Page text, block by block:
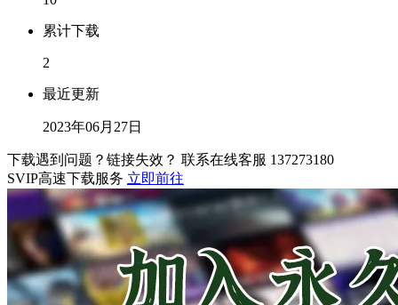
累计下载
2
最近更新
2023年06月27日
下载遇到问题？链接失效？ 联系在线客服 137273180
SVIP高速下载服务 立即前往